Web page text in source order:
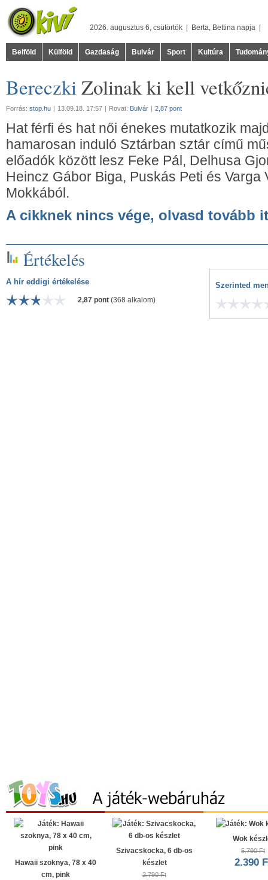
2026. augusztus 6, csütörtök | Berta, Bettina napja |
Belföld Külföld Gazdaság Bulvár Sport Kultúra
BereczkiZolinak ki kell
Forrás: stop.hu | 13.09.18. 17:57 | Rovat: Bulvár | 2,87 pont
Hat férfi és hat női énekes mutatkozik
hamarosan induló Sztárban sztár című
előadók között lesz Feke Pál, Delhusa
Heincz Gábor Biga, Puskás Peti és Varga
Mokkából.
A cikknek nincs vége, olvasd tovább
Értékelés
A hír eddigi értékelése
2,87 pont (368 alkalom)
Szerinted
Hawaii szoknya, 78 x 40
cm, pink
Szivacskocka, 6 db-os
készlet
2.790 Ft
Wok
5.790 Ft
2.390